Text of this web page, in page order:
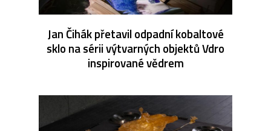
Jan Čihák přetavil odpadní kobaltové
sklo na sérii výtvarných objektů Vdro
inspirované vědrem